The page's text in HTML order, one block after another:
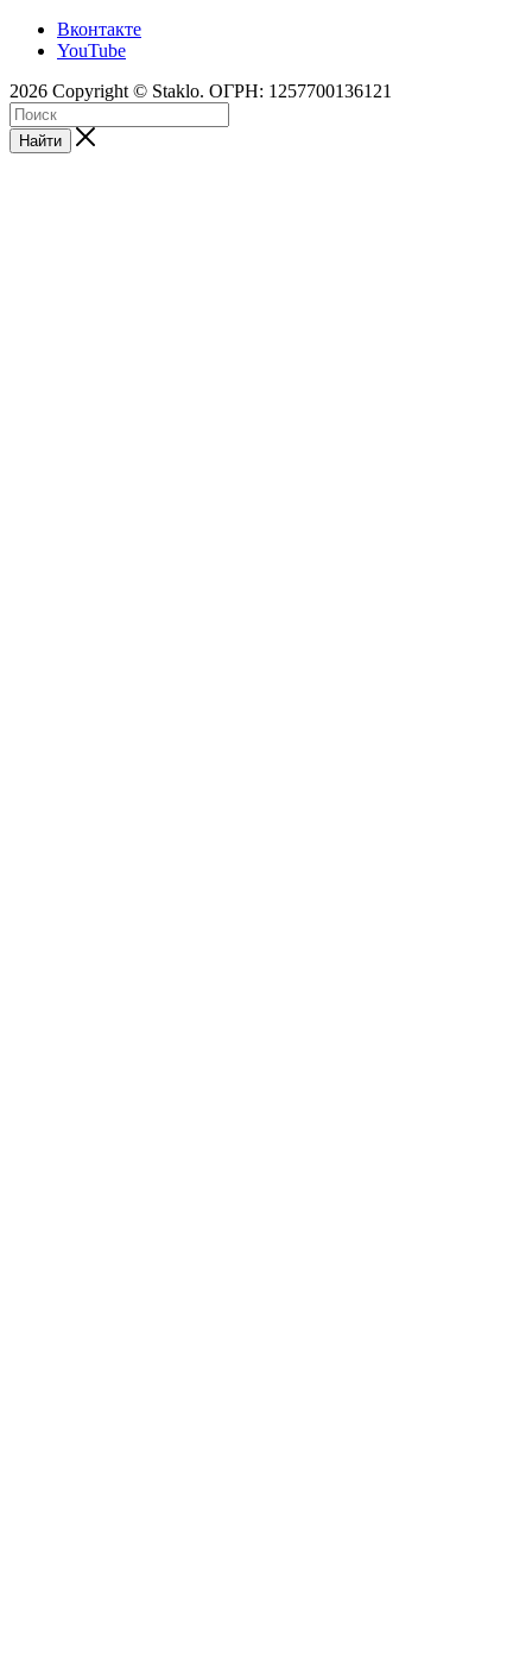
Вконтакте
YouTube
2026 Copyright © Staklo. ОГРН: 1257700136121
Найти